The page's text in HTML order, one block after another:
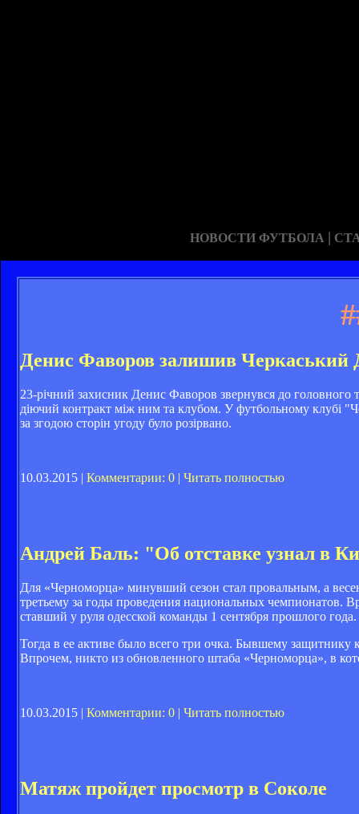
НОВОСТИ ФУТБОЛА |
Денис Фаворов залишив Черкаський
23-річний захисник Денис Фаворов звернувся до
діючий контракт між ним та клубом. У футбольному клубі
за згодою сторін угоду було розірвано.
10.03.2015 | Комментарии: 0 | Читать полностью
Андрей Баль: "Об отставке узнал в
Для «Черноморца» минувший сезон стал провальным, а
третьему за годы проведения национальных чемпионатов.
ставший у руля одесской команды 1 сентября прошлого года.
Тогда в ее активе было всего три очка. Бывшему
Впрочем, никто из обновленного штаба «Черноморца», в
10.03.2015 | Комментарии: 0 | Читать полностью
Матяж пройдет просмотр в Соколе